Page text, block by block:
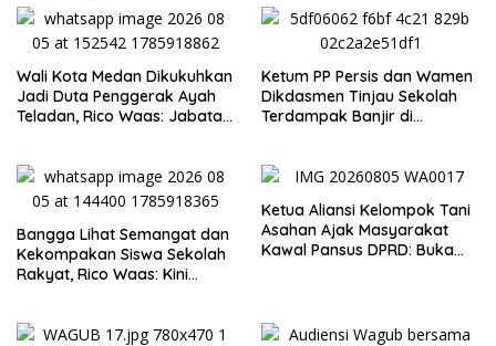
Wali Kota Medan Dikukuhkan
Jadi Duta Penggerak Ayah
Teladan, Rico Waas: Jabatan
Ketum PP Persis dan Wamen
Dikdasmen Tinjau Sekolah
Terdampak Banjir di
Bangga Lihat Semangat dan
Kekompakan Siswa Sekolah
Rakyat, Rico Waas: Kini
Ketua Aliansi Kelompok Tani
Asahan Ajak Masyarakat
Kawal Pansus DPRD: Buka